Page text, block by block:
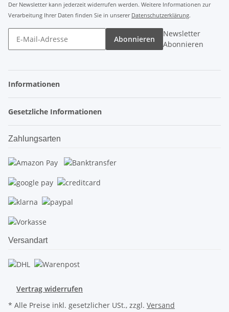
Der Newsletter kann jederzeit widerrufen werden. Weitere Informationen zur
Verarbeitung Ihrer Daten finden Sie in unserer Datenschutzerklärung.
Abonnieren
Newsletter
Abonnieren
Informationen
Gesetzliche Informationen
Zahlungsarten
Versandart
Vertrag widerrufen
* Alle Preise inkl. gesetzlicher USt., zzgl. Versand